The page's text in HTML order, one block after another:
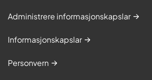
Administrere informasjonskapslar
Informasjonskapslar
Personvern